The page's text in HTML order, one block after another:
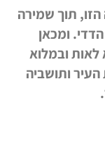
תוך שמירה
ומכאן
ובמלוא
ותושביה